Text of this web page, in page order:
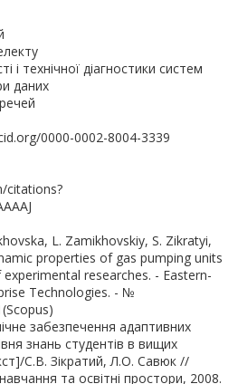
і технічної діагностики систем
даних
0000-0002-8004-3339
citations?
L. Zamikhovskiy, S. Zikratyi,
properties of gas pumping units
researches. - Eastern-
Technologies. - №
забезпечення адаптивних
знань студентів в вищих
С.В. Зікратий, Л.О. Савюк //
та освітні простори, 2008.